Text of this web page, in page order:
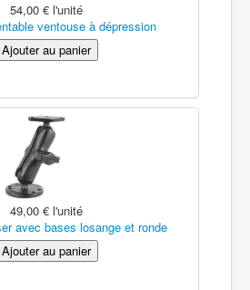
54,00 € l'unité
ventouse à dépression
49,00 € l'unité
avec bases losange et ronde